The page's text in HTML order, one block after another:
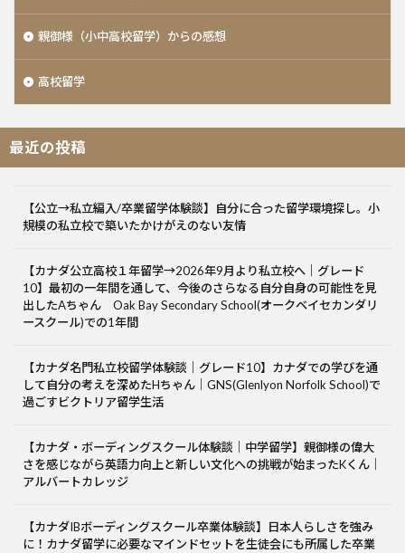
親御様（小中高校留学）からの感想
高校留学
最近の投稿
【公立→私立編入/卒業留学体験談】自分に合った留学環境探し。小
規模の私立校で築いたかけがえのない友情
【カナダ公立高校１年留学→2026年9月より私立校へ｜グレード
10】最初の一年間を通して、今後のさらなる自分自身の可能性を見
出したAちゃん Oak Bay Secondary School(オークベイセカンダリ
ースクール)での1年間
【カナダ名門私立校留学体験談｜グレード10】カナダでの学びを通
して自分の考えを深めたHちゃん｜GNS(Glenlyon Norfolk School)で
過ごすビクトリア留学生活
【カナダ・ボーディングスクール体験談｜中学留学】親御様の偉大
さを感じながら英語力向上と新しい文化への挑戦が始まったKくん｜
アルバートカレッジ
【カナダIBボーディングスクール卒業体験談】日本人らしさを強み
に！カナダ留学に必要なマインドセットを生徒会にも所属した卒業